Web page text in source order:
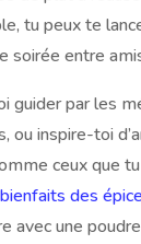
tu peux te
soirée entre
guider par les
ou inspire-toi
ceux que
des
avec une